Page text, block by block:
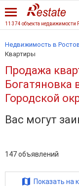
Недвижимость в
Квартиры
Продажа
Богатяновка
Городской
Вас могут
147объявлений
Показать на